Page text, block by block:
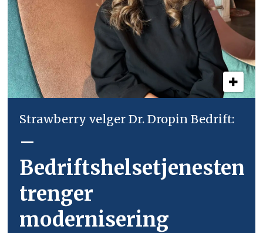
Strawberry velger Dr. Dropin Bedrift:
–
Bedriftshelsetjenesten
trenger
modernisering